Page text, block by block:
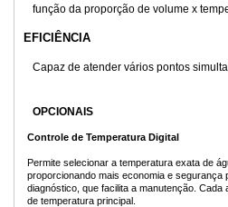
função da proporção de volume x
EFICIÊNCIA
Capaz de atender vários pontos
OPCIONAIS
Controle de Temperatura Digital
Permite selecionar a temperatura exata de
proporcionando mais economia e segurança
diagnóstico, que facilita a manutenção. Cada
de temperatura principal.